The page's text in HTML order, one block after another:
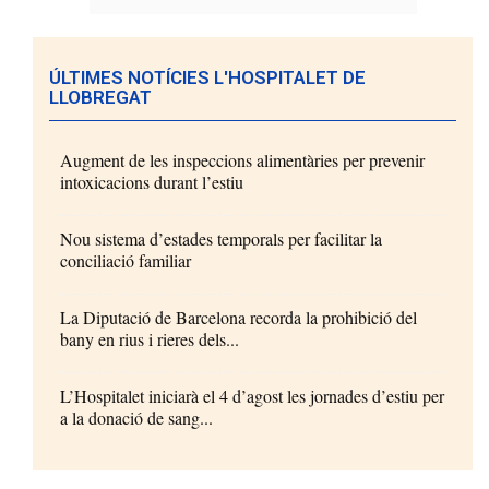
ÚLTIMES NOTÍCIES L'HOSPITALET DE
LLOBREGAT
Augment de les inspeccions alimentàries per prevenir
intoxicacions durant l’estiu
Nou sistema d’estades temporals per facilitar la
conciliació familiar
La Diputació de Barcelona recorda la prohibició del
bany en rius i rieres dels...
L’Hospitalet iniciarà el 4 d’agost les jornades d’estiu per
a la donació de sang...